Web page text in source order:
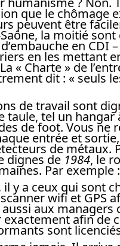
que le chômage
peuvent être
la moitié
en CDI
en les mettant
« Charte » de
dit : « seuls
de travail sont
taule, tel un hangar
de foot. Vous ne
entrée et
de métaux.
dignes de 1984, le
Par exemple
il y a ceux qui sont
wifi et GPS
aux managers
afin de
sont